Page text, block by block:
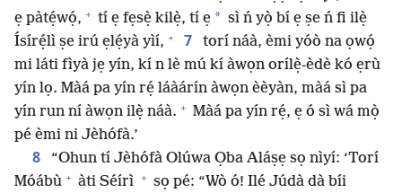
ẹ pàtẹ́wọ́, + tí ẹ fẹsẹ̀ kilẹ̀, tí ẹ * sì ń yọ̀ bí ẹ ṣe ń fi ilẹ̀
Ísírẹ́lì ṣe irú ẹlẹ́yà yìí, + 7
torí náà, èmi yóò na ọwọ́
mi láti fìyà jẹ yín, kí n lè mú kí àwọn orílẹ̀-èdè kó ẹrù
yín lọ. Màá pa yín rẹ́ láàárín àwọn èèyàn, màá sì pa
yín run ní àwọn ilẹ̀ náà. + Màá pa yín rẹ́, ẹ ó sì wá mọ̀
pé èmi ni Jèhófà.’
8
“Ohun tí Jèhófà Olúwa Ọba Aláṣẹ sọ nìyí: ‘Torí
Móábù + àti Séírì + sọ pé: “Wò ó! Ilé Júdà dà bíi